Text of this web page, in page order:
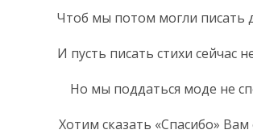
Чтоб мы потом могли писать
И пусть писать стихи сейчас
Но мы поддаться моде не
Хотим сказать «Спасибо» Вам